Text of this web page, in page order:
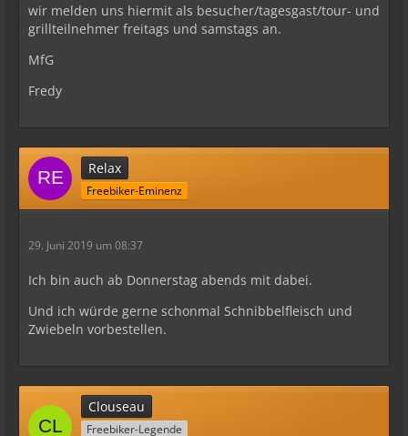
wir melden uns hiermit als besucher/tagesgast/tour- und
grillteilnehmer freitags und samstags an.
MfG
Fredy
Relax
Freebiker-Eminenz
29. Juni 2019 um 08:37
Ich bin auch ab Donnerstag abends mit dabei.
Und ich würde gerne schonmal Schnibbelfleisch und
Zwiebeln vorbestellen.
Clouseau
Freebiker-Legende